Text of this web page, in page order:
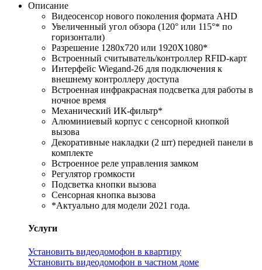
Описание
Видеосенсор нового поколения формата AHD
Увеличенный угол обзора (120° или 115°* по
горизонтали)
Разрешение 1280х720 или 1920X1080*
Встроенный считыватель/контроллер RFID-карт
Интерфейс Wiegand-26 для подключения к
внешнему контроллеру доступа
Встроенная инфракрасная подсветка для работы в
ночное время
Механический ИК-фильтр*
Алюминиевый корпус с сенсорной кнопкой
вызова
Декоративные накладки (2 шт) передней панели в
комплекте
Встроенное реле управления замком
Регулятор громкости
Подсветка кнопки вызова
Сенсорная кнопка вызова
*Актуально для модели 2021 года.
Услуги
Установить видеодомофон в квартиру
Установить видеодомофон в частном доме